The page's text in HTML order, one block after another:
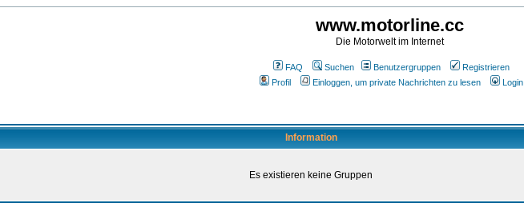
www.motorline.cc
Die Motorwelt im Internet
FAQ Suchen Benutzergruppen
Registrieren
Profil
Einloggen, um private Nachrichten zu lesen Login
Information
Es existieren keine Gruppen